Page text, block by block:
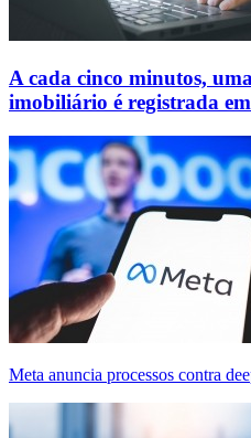
A cada cinco minutos,
imobiliário é registrada
Meta anuncia processos contra